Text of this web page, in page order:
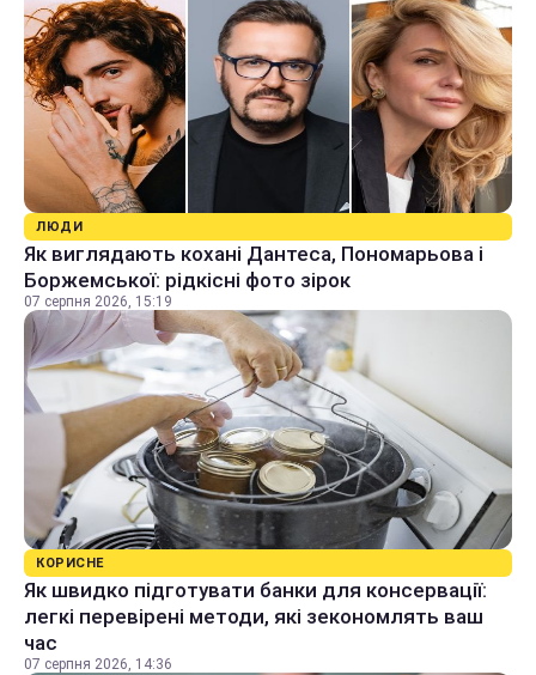
ЛЮДИ
Як виглядають кохані Дантеса, Пономарьова і
Боржемської: рідкісні фото зірок
07 серпня 2026, 15:19
КОРИСНЕ
Як швидко підготувати банки для консервації:
легкі перевірені методи, які зекономлять ваш
час
07 серпня 2026, 14:36